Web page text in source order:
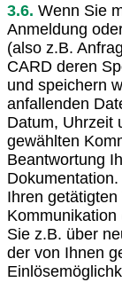
3.6. Wenn Sie
Anmeldung
(also z.B.
CARD deren
und speichern
anfallenden
Datum, Uhrzeit
gewählten
Beantwortung
Ihren
Sie z.B. über
der von Ihnen